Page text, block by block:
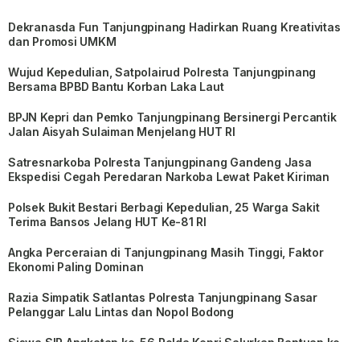
Dekranasda Fun Tanjungpinang Hadirkan Ruang Kreativitas
dan Promosi UMKM
Wujud Kepedulian, Satpolairud Polresta Tanjungpinang
Bersama BPBD Bantu Korban Laka Laut
BPJN Kepri dan Pemko Tanjungpinang Bersinergi Percantik
Jalan Aisyah Sulaiman Menjelang HUT RI
Satresnarkoba Polresta Tanjungpinang Gandeng Jasa
Ekspedisi Cegah Peredaran Narkoba Lewat Paket Kiriman
Polsek Bukit Bestari Berbagi Kepedulian, 25 Warga Sakit
Terima Bansos Jelang HUT Ke-81 RI
Angka Perceraian di Tanjungpinang Masih Tinggi, Faktor
Ekonomi Paling Dominan
Razia Simpatik Satlantas Polresta Tanjungpinang Sasar
Pelanggar Lalu Lintas dan Nopol Bodong